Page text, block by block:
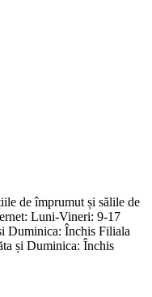
de împrumut și sălile de
Luni-Vineri: 9-17
Duminica: Închis Filiala
și Duminica: Închis